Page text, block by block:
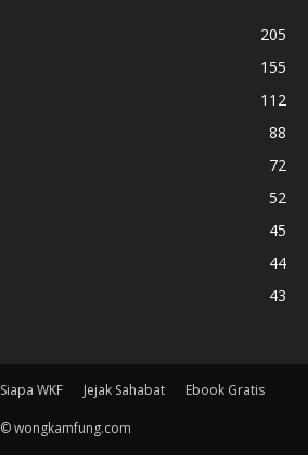
205
155
112
88
72
52
45
44
43
Siapa WKF Jejak Sahabat Ebook Gratis
© wongkamfung.com